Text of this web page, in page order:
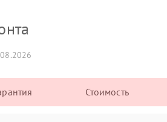
Стоимость